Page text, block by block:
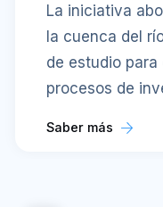
La iniciativa
la cuenca del
de estudio para
procesos de
Saber más